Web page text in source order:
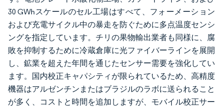
30 GWhスケールのセル工場はすべて、フォーメーション
および充電サイクル中の暴走を防ぐために多点温度センシ
ングを指定しています。チリの果物輸出業者も同様に、腐
敗を抑制するために冷蔵倉庫に光ファイバーラインを展開
し、鉱業を超えた年間を通じたセンサー需要を強化してい
ます。国内校正キャパシティが限られているため、高精度
機器はアルゼンチンまたはブラジルのラボに送られること
が多く、コストと時間を追加しますが、モバイル校正サー